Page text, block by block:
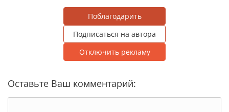
Поблагодарить
Подписаться на автора
Отключить рекламу
Оставьте Ваш комментарий: